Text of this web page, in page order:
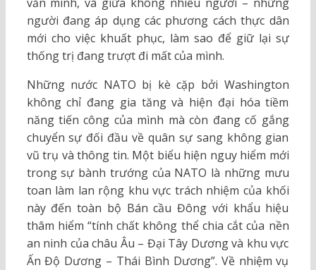
người đang áp dụng các phương cách thực dân
mới cho việc khuất phục, làm sao để giữ lại sự
thống trị đang trượt đi mất của mình.
Những nước NATO bị kè cặp bởi Washington
không chỉ đang gia tăng và hiện đại hóa tiềm
năng tiến công của mình mà còn đang cố gắng
chuyển sự đối đầu về quân sự sang không gian
vũ trụ và thông tin. Một biểu hiện nguy hiểm mới
trong sự bành trướng của NATO là những mưu
toan làm lan rộng khu vực trách nhiệm của khối
này đến toàn bộ Bán cầu Đông với khẩu hiệu
thâm hiểm “tính chất không thể chia cắt của nền
an ninh của châu Âu – Đại Tây Dương và khu vực
Ấn Độ Dương – Thái Bình Dương”. Về nhiệm vụ